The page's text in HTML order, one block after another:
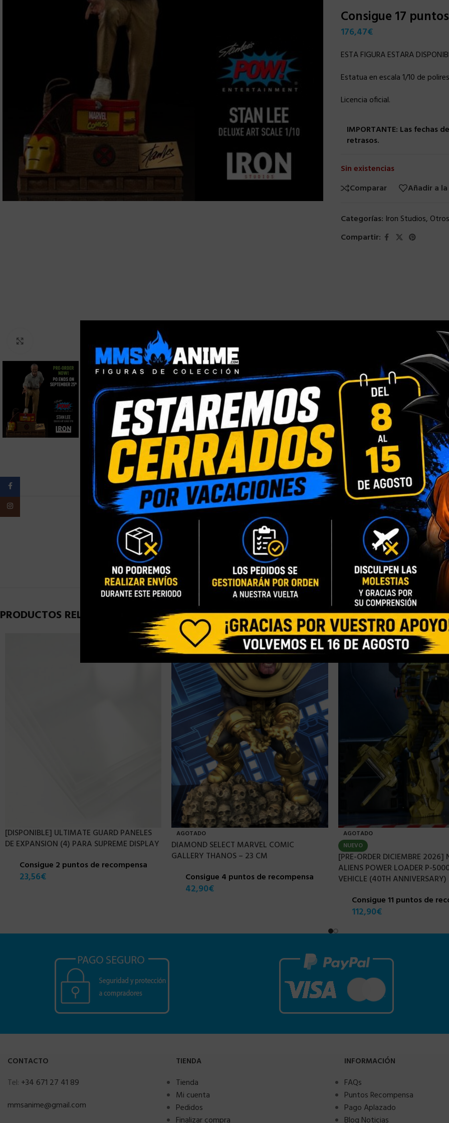
Consigue 17
176,47€
ESTA FIGURA ESTARA
Estatua en escala 1/10 de
Licencia oficial.
IMPORTANTE: Las fechas
retrasos.
Sin existencias
Comparar
Añadir a
Categorías: Iron Studios, Otros
Compartir:
INFORMACIÓN ADICIONAL VALORACIONES (0)
PRODUCTOS RELACIONADOS
[DISPONIBLE] ULTIMATE GUARD PANELES
DE EXPANSION (4) PARA SUPREME DISPLAY
Consigue 2 puntos de recompensa
23,56€
AGOTADO
DIAMOND SELECT MARVEL COMIC
GALLERY THANOS – 23 CM
Consigue 4 puntos de recompensa
42,90€
AGOTADO
NUEVO
[PRE-ORDER DICIEMBRE 2026]
ALIENS POWER LOADER P-
VEHICLE (40TH
Consigue 11 puntos de
112,90€
CONTACTO
Tel: +34 671 27 41 89
mmsanime@gmail.com
TIENDA
Tienda
Mi cuenta
Pedidos
INFORMACIÓN
FAQs
Puntos Recompensa
Pago Aplazado